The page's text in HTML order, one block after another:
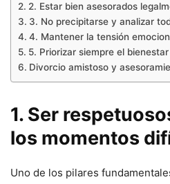
2. Estar bien asesorados
3. No precipitarse y analizar
4. Mantener la tensión
5. Priorizar siempre el
Divorcio amistoso y
1. Ser
los momentos
Uno de los pilares